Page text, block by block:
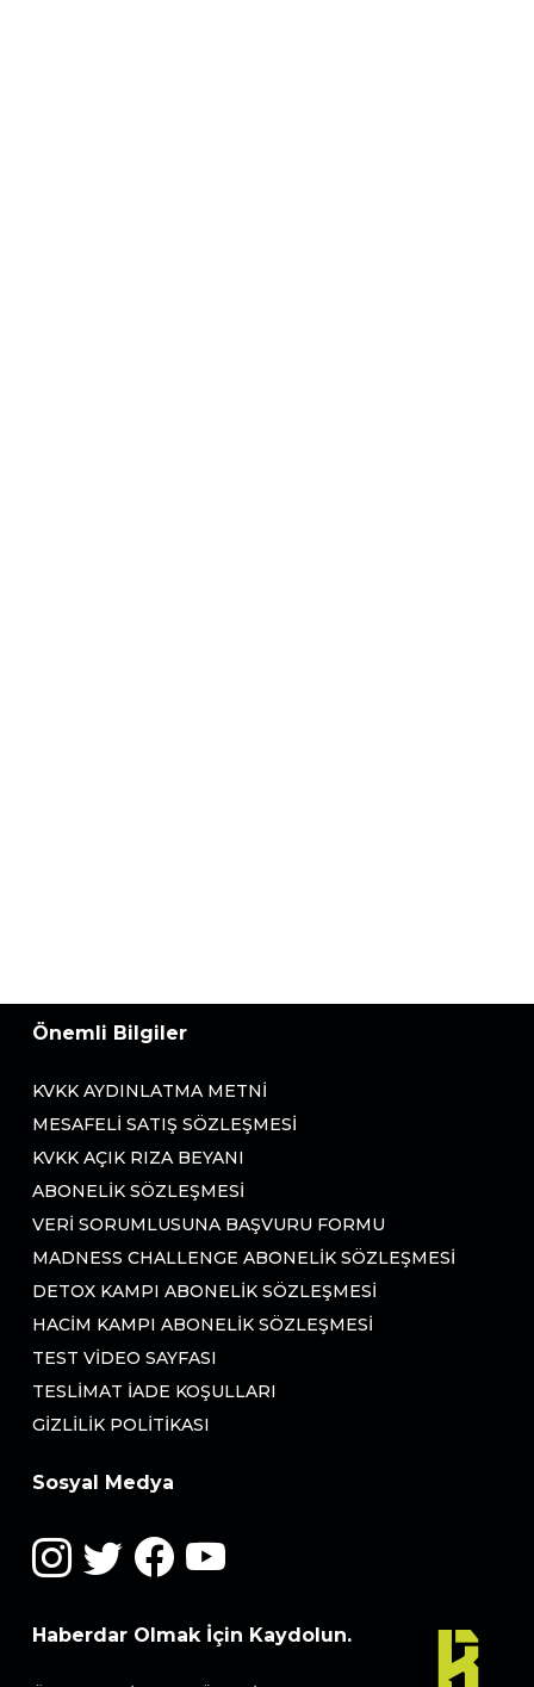
Önemli Bilgiler
KVKK AYDINLATMA METNI
MESAFELI SATIŞ SÖZLEŞMESI
KVKK AÇIK RIZA BEYANI
ABONELIK SÖZLEŞMESI
VERI SORUMLUSUNA BAŞVURU FORMU
MADNESS CHALLENGE ABONELIK SÖZLEŞMESI
DETOX KAMPI ABONELIK SÖZLEŞMESI
HACIM KAMPI ABONELIK SÖZLEŞMESI
TEST VIDEO SAYFASI
TESLIMAT İADE KOŞULLARI
GIZLILIK POLITIKASI
Sosyal Medya
Haberdar Olmak İçin Kaydolun.